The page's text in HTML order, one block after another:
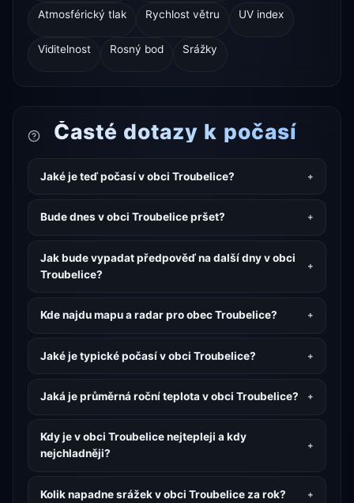
Atmosférický tlak Rychlost větru UV index
Viditelnost Rosný bod Srážky
Časté dotazy k počasí
Jaké je teď počasí v obci Troubelice?
Bude dnes v obci Troubelice pršet?
Jak bude vypadat předpověď na další dny v obci
Troubelice?
Kde najdu mapu a radar pro obec Troubelice?
Jaké je typické počasí v obci Troubelice?
Jaká je průměrná roční teplota v obci Troubelice?
Kdy je v obci Troubelice nejtepleji a kdy
nejchladněji?
Kolik napadne srážek v obci Troubelice za rok?